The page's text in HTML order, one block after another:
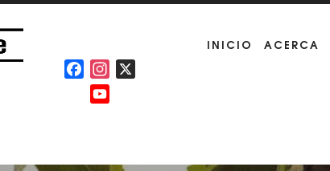
INICIO ACERCA
FacebookInstagram